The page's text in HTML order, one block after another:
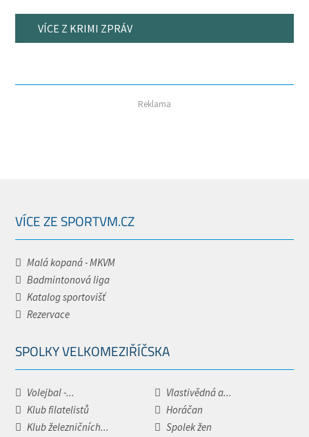
VÍCE Z KRIMI ZPRÁV
Reklama
VÍCE ZE SPORTVM.CZ
Malá kopaná - MKVM
Badmintonová liga
Katalog sportovišť
Rezervace
SPOLKY VELKOMEZIŘÍČSKA
Volejbal -...
Vlastivědná a...
Klub filatelistů
Horáčan
Klub železničních...
Spolek žen